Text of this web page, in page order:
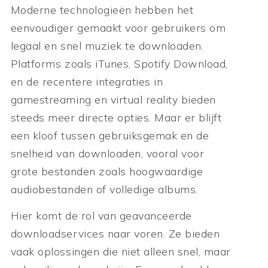
Moderne technologieën hebben het
eenvoudiger gemaakt voor gebruikers om
legaal en snel muziek te downloaden.
Platforms zoals iTunes, Spotify Download,
en de recentere integraties in
gamestreaming en virtual reality bieden
steeds meer directe opties. Maar er blijft
een kloof tussen gebruiksgemak en de
snelheid van downloaden, vooral voor
grote bestanden zoals hoogwaardige
audiobestanden of volledige albums.
Hier komt de rol van geavanceerde
downloadservices naar voren. Ze bieden
vaak oplossingen die niet alleen snel, maar